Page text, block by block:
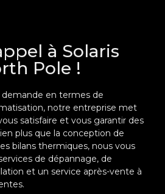
à Solaris
Pole !
en termes de
notre entreprise met
satisfaire et vous garantir des
plus que la conception de
bilans thermiques, nous vous
de dépannage, de
et un service après-vente à